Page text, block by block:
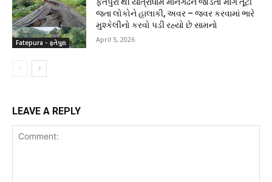
Fatepura - ફતેપુરા
જતા લોકોને હાલાકી, અવર – જવર કરવામાં ભારે
મુશ્કેલીનો કરવો પડી રહ્યો છે સામનો
April 5, 2026
LEAVE A REPLY